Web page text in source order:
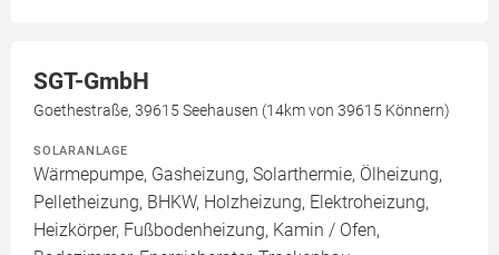
SGT-GmbH
Goethestraße, 39615 Seehausen (14km von 39615 Könnern)
SOLARANLAGE
Wärmepumpe, Gasheizung, Solarthermie, Ölheizung,
Pelletheizung, BHKW, Holzheizung, Elektroheizung,
Heizkörper, Fußbodenheizung, Kamin / Ofen,